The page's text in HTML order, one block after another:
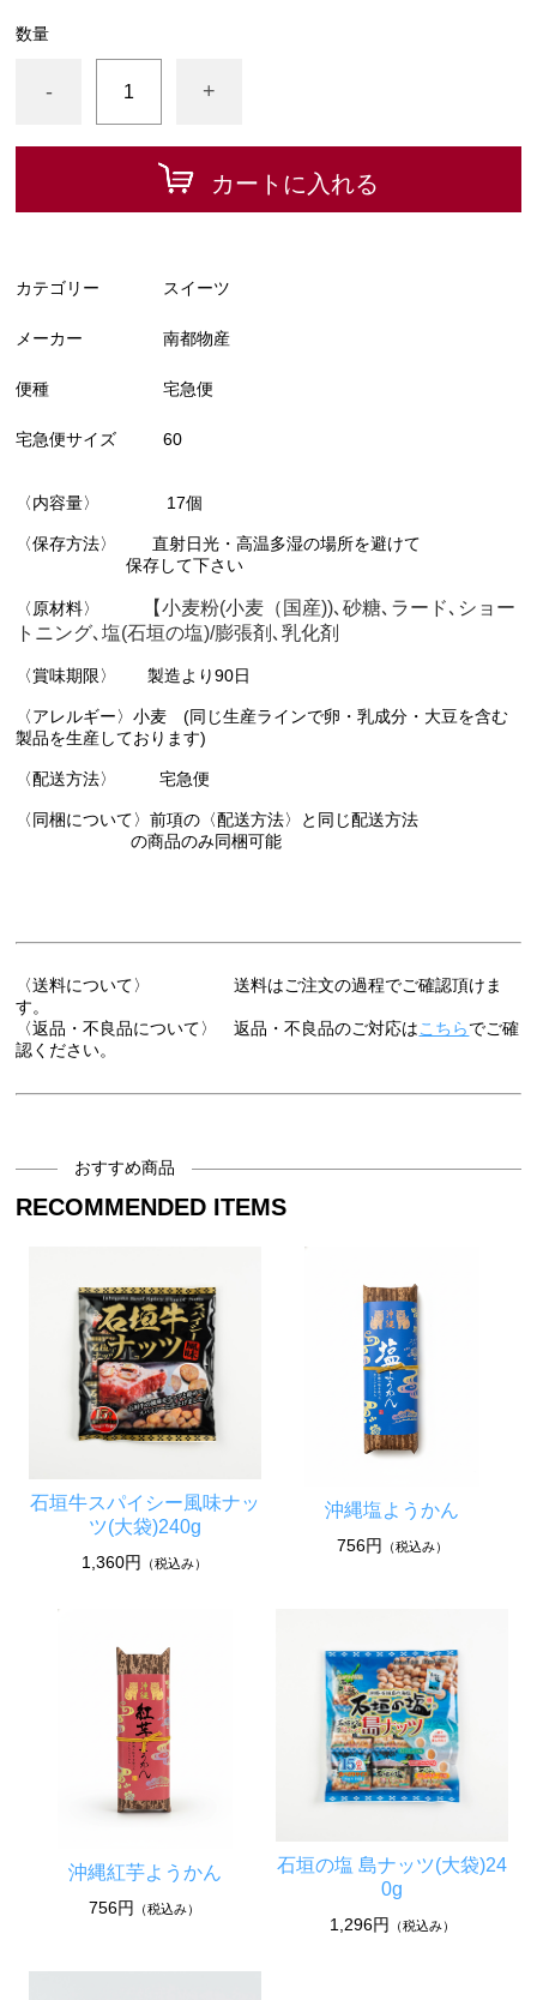
数量
- +
カートに入れる
カテゴリー スイーツ
メーカー 南都物産
便種 宅急便
宅急便サイズ 60
〈内容量〉 17個
〈保存方法〉 直射日光・高温多湿の場所を避けて
保存して下さい
〈原材料〉
【小麦粉(小麦（国産))､砂糖､ラード､ショー
トニング､塩(石垣の塩)/膨張剤､乳化剤
〈賞味期限〉 製造より90日
〈アレルギー〉小麦 (同じ生産ラインで卵・乳成分・大豆を含む
製品を生産しております)
〈配送方法〉 宅急便
〈同梱について〉前項の〈配送方法〉と同じ配送方法
の商品のみ同梱可能
〈送料について〉 送料はご注文の過程でご確認頂けま
す。
〈返品・不良品について〉 返品・不良品のご対応はこちらでご確
認ください。
おすすめ商品
RECOMMENDED ITEMS
石垣牛スパイシー風味ナッ
ツ(大袋)240g
1,360円 （税込み）
沖縄塩ようかん
756円 （税込み）
沖縄紅芋ようかん
756円 （税込み）
石垣の塩 島ナッツ(大袋)24
0g
1,296円 （税込み）